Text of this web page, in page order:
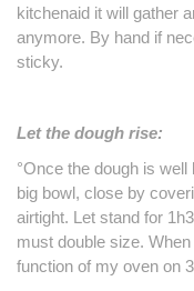
kitchenaid it will gather
anymore. By hand if
sticky.
Let the dough rise:
°Once the dough is
big bowl, close by
airtight. Let stand for
must double size. When
function of my oven on